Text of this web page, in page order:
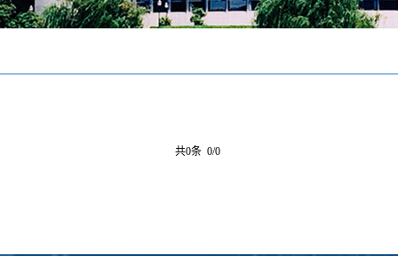
共0条 0/0